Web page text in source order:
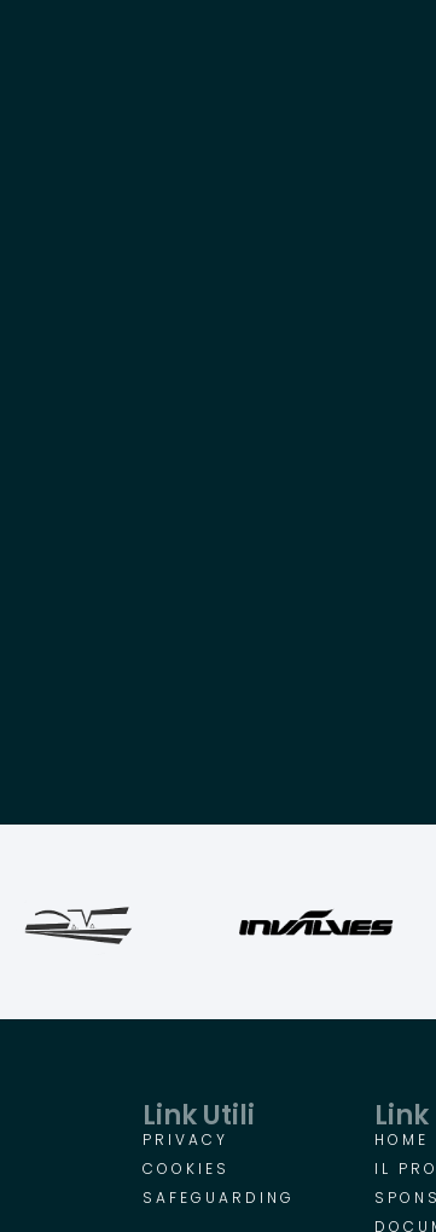
Link Utili
PRIVACY
COOKIES
SAFEGUARDING
HOME
IL